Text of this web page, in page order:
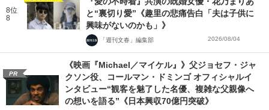
8位
8
と“裏切り愛”《趣里の悲痛告白「夫は子供に
興味がないのかも」》
「週刊文春」編集部 2026/08/04
PR
《映画『Michael／マイケル』》父ジョセフ・ジャ
クソン役、コールマン・ドミンゴ オフィシャルイ
ンタビュー“観客を魅了した名優、複雑な父親像へ
の想いを語る”《日本興収70億円突破》